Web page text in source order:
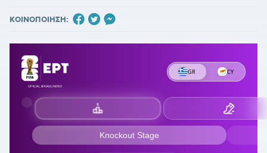
ΚΟΙΝΟΠΟΙΗΣΗ: